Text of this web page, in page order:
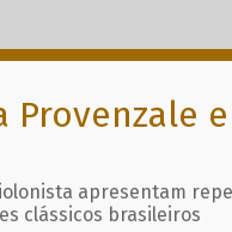
Provenzale
apresentam
clássicos brasileiros